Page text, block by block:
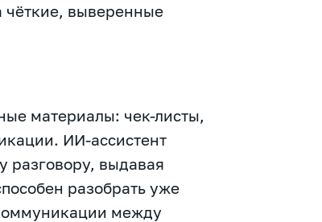
чёткие, выверенные
материалы: чек-листы,
ИИ-ассистент
разговору, выдавая
разобрать уже
между